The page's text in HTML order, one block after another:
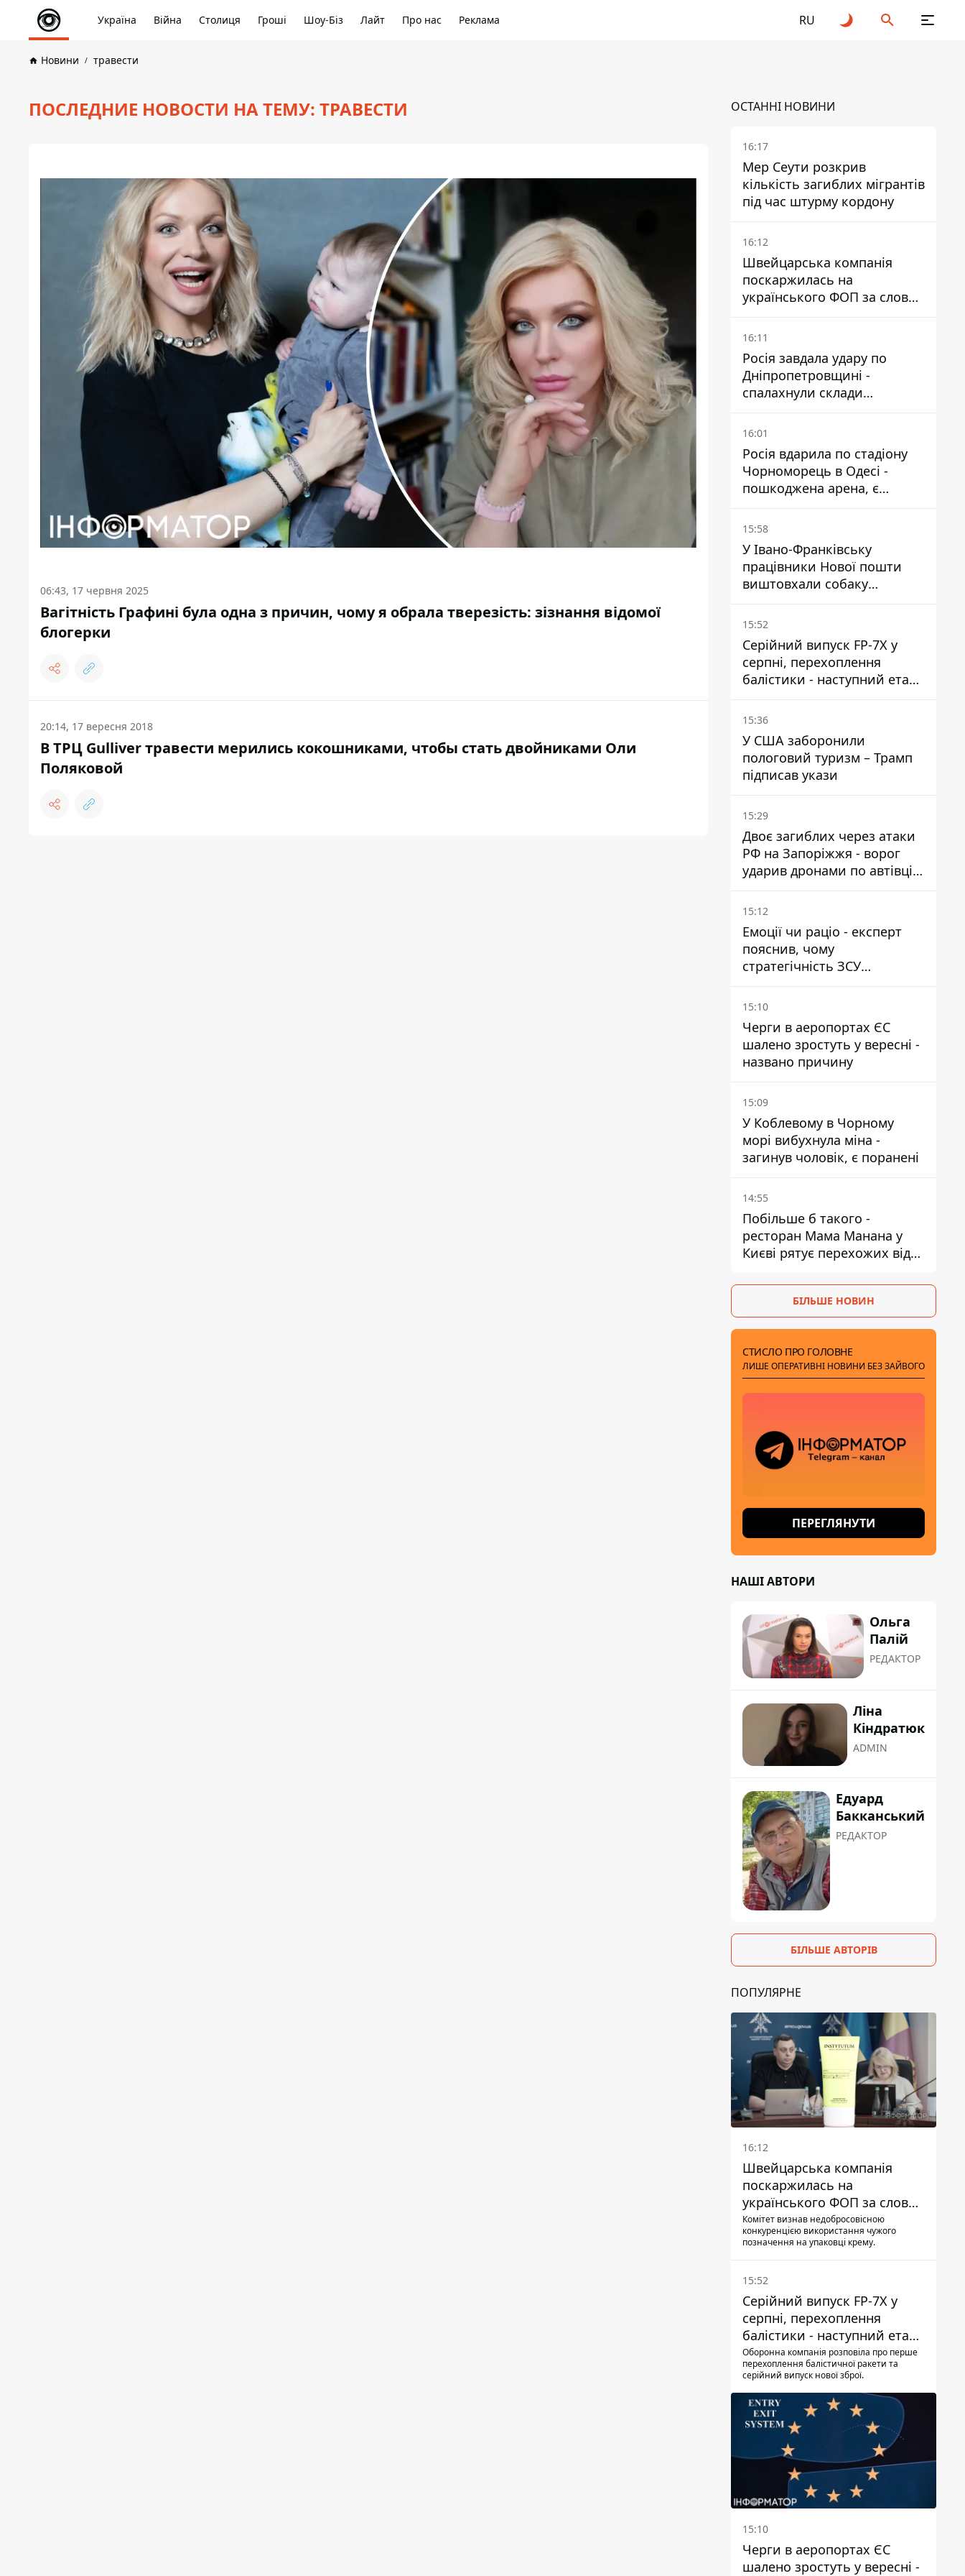
Україна Війна Столиця Гроші Шоу-Біз Лайт Про нас Реклама RU
Новини травести
ПОСЛЕДНИЕ НОВОСТИ НА ТЕМУ: ТРАВЕСТИ
06:43, 17 червня 2025
Вагітність Графині була одна з причин, чому я обрала тверезість: зізнання відомої
блогерки
20:14, 17 вересня 2018
В ТРЦ Gulliver травести мерились кокошниками, чтобы стать двойниками Оли
Поляковой
ОСТАННІ НОВИНИ
16:17
Мер Сеути розкрив
кількість загиблих мігрантів
під час штурму кордону
16:12
Швейцарська компанія
поскаржилась на
українського ФОП за слова
SUN SCRIPTION на упаковці
крему - АМКУ наклав штраф
16:11
Росія завдала удару по
Дніпропетровщині -
спалахнули склади
логістичної компанії
16:01
Росія вдарила по стадіону
Чорноморець в Одесі -
пошкоджена арена, є
постраждалий
15:58
У Івано-Франківську
працівники Нової пошти
виштовхали собаку
шваброю у 37-градусну
спеку — реакція компанії
15:52
Серійний випуск FP-7X у
серпні, перехоплення
балістики - наступний етап -
Fire Point конкретизувало
плани
15:36
У США заборонили
пологовий туризм – Трамп
підписав укази
15:29
Двоє загиблих через атаки
РФ на Запоріжжя - ворог
ударив дронами по автівці
та селищу
15:12
Емоції чи раціо - експерт
пояснив, чому
стратегічність ЗСУ
важливіша за емоційні
атаки РФ
15:10
Черги в аеропортах ЄС
шалено зростуть у вересні -
названо причину
15:09
У Коблевому в Чорному
морі вибухнула міна -
загинув чоловік, є поранені
14:55
Побільше б такого -
ресторан Мама Манана у
Києві рятує перехожих від
БІЛЬШЕ НОВИН
СТИСЛО ПРО ГОЛОВНЕ
ЛИШЕ ОПЕРАТИВНІ НОВИНИ БЕЗ ЗАЙВОГО
ПЕРЕГЛЯНУТИ
НАШІ АВТОРИ
Ольга
Палій
РЕДАКТОР
Ліна
Кіндратюк
ADMIN
Едуард
Бакканський
РЕДАКТОР
БІЛЬШЕ АВТОРІВ
ПОПУЛЯРНЕ
16:12
Швейцарська компанія
поскаржилась на
українського ФОП за слова
SUN SCRIPTION на упаковці
крему - АМКУ наклав штраф
Комітет визнав недобросовісною
конкуренцією використання чужого
позначення на упаковці крему.
15:52
Серійний випуск FP-7X у
серпні, перехоплення
балістики - наступний етап -
Fire Point конкретизувало
плани
Оборонна компанія розповіла про перше
перехоплення балістичної ракети та
серійний випуск нової зброї.
15:10
Черги в аеропортах ЄС
шалено зростуть у вересні -